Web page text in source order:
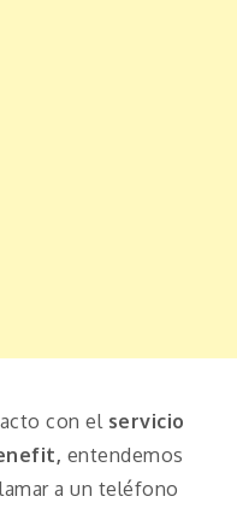
con el servicio
entendemos
a un teléfono